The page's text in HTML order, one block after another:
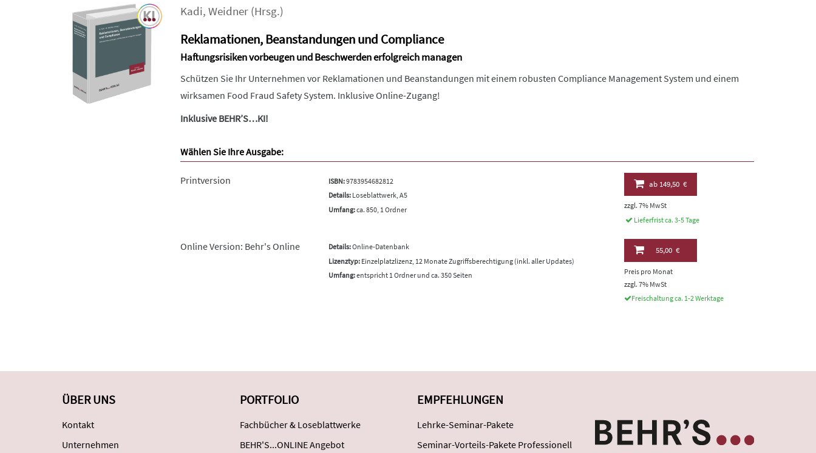
Kadi, Weidner (Hrsg.)
Reklamationen, Beanstandungen und Compliance
Haftungsrisiken vorbeugen und Beschwerden erfolgreich managen
Schützen Sie Ihr Unternehmen vor Reklamationen und Beanstandungen mit einem robusten Compliance Management System und einem
wirksamen Food Fraud Safety System. Inklusive Online-Zugang!
Inklusive BEHR’S…KI!
Wählen Sie Ihre Ausgabe:
Printversion ISBN:9783954682812
Details:Loseblattwerk, A5
Umfang:ca. 850, 1 Ordner
ab149,50 €
zzgl. 7% MwSt
Lieferfrist ca. 3-5 Tage
Online Version: Behr's Online Details:Online-Datenbank
Lizenztyp:Einzelplatzlizenz, 12 Monate Zugriffsberechtigung (inkl. aller Updates)
Umfang:entspricht 1 Ordner und ca. 350 Seiten
55,00 €
Preis pro Monat
zzgl. 7% MwSt
Freischaltung ca. 1-2 Werktage
ÜBER UNS
Kontakt
Unternehmen
PORTFOLIO
Fachbücher & Loseblattwerke
BEHR'S...ONLINE Angebot
EMPFEHLUNGEN
Lehrke-Seminar-Pakete
Seminar-Vorteils-Pakete Professionell